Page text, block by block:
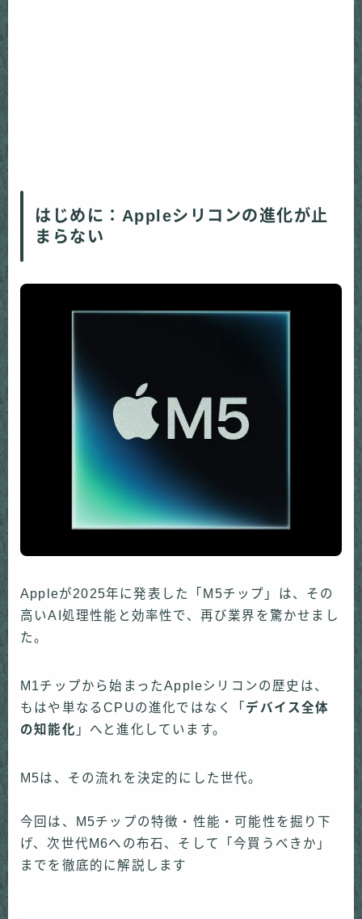
はじめに：Appleシリコンの進化が止
まらない
Appleが2025年に発表した「M5チップ」は、その
高いAI処理性能と効率性で、再び業界を驚かせまし
た。
M1チップから始まったAppleシリコンの歴史は、
もはや単なるCPUの進化ではなく「 デバイス全体
の知能化 」へと進化しています。
M5は、その流れを決定的にした世代。
今回は、M5チップの特徴・性能・可能性を掘り下
げ、次世代M6への布石、そして「今買うべきか」
までを徹底的に解説します